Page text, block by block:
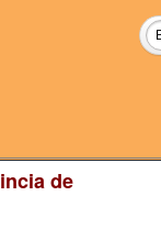
de